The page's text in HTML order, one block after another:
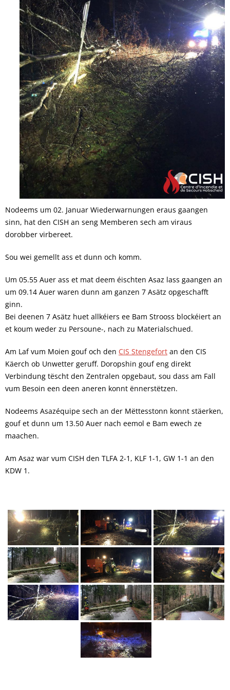
Nodeems um 02. Januar Wiederwarnungen eraus gaangen
sinn, hat den CISH an seng Memberen sech am viraus
dorobber virbereet.
Sou wei gemellt ass et dunn och komm.
Um 05.55 Auer ass et mat deem éischten Asaz lass gaangen an
um 09.14 Auer waren dunn am ganzen 7 Asätz opgeschafft
ginn.
Bei deenen 7 Asätz huet allkéiers ee Bam Strooss blockéiert an
et koum weder zu Persoune-, nach zu Materialschued.
Am Laf vum Moien gouf och den CIS Stengefort an den CIS
Käerch ob Unwetter geruff. Doropshin gouf eng direkt
Verbindung tëscht den Zentralen opgebaut, sou dass am Fall
vum Besoin een deen aneren konnt ënnerstëtzen.
Nodeems Asazéquipe sech an der Mëttesstonn konnt stäerken,
gouf et dunn um 13.50 Auer nach eemol e Bam ewech ze
maachen.
Am Asaz war vum CISH den TLFA 2-1, KLF 1-1, GW 1-1 an den
KDW 1.